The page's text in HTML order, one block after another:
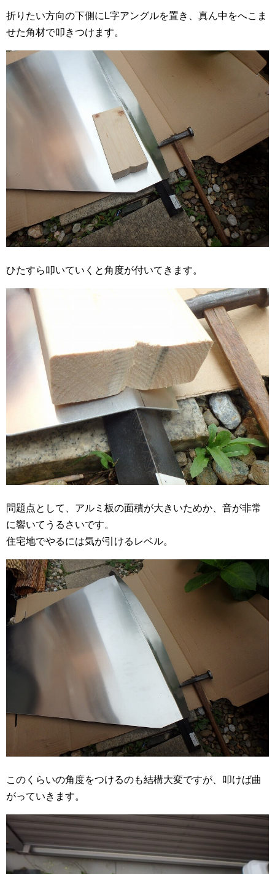
折りたい方向の下側にL字アングルを置き、真ん中をへこま
せた角材で叩きつけます。
ひたすら叩いていくと角度が付いてきます。
問題点として、アルミ板の面積が大きいためか、音が非常
に響いてうるさいです。
住宅地でやるには気が引けるレベル。
このくらいの角度をつけるのも結構大変ですが、叩けば曲
がっていきます。